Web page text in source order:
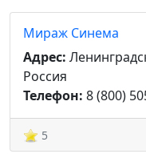
Мираж Синема
Адрес:
Россия
Телефон: 8 (800)
5